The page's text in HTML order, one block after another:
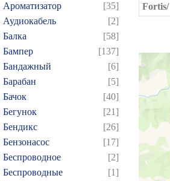
Ароматизатор
[35]
Аудиокабель
[2]
Балка
[58]
Бампер
[137]
Бандажный
[6]
Барабан
[5]
Бачок
[40]
Бегунок
[21]
Бендикс
[26]
Бензонасос
[17]
Беспроводное
[2]
Беспроводные
[1]
Fortis/